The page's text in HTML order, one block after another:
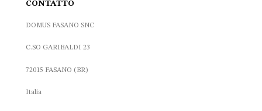
CONTATTO
DOMUS FASANO SNC
C.SO GARIBALDI 23
72015 FASANO (BR)
Italia